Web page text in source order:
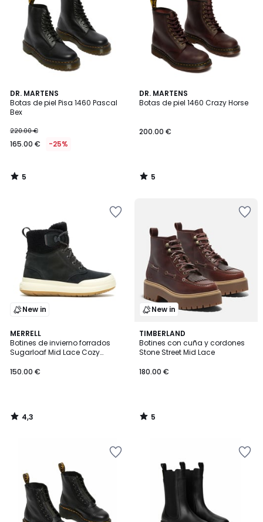
DR. MARTENS
Botas de piel Pisa 1460 Pascal
Bex
220.00 €
165.00 € -25%
5
/
5
5
/
DR. MARTENS
Botas de piel 1460 Crazy Horse
200.00 €
5
/
5
/
New in
MERRELL
Botines de invierno forrados
Sugarloaf Mid Lace Cozy
150.00 €
4,3
/ 5
4,3
/
New in
TIMBERLAND
Botines con cuña y cordones
Stone Street Mid Lace
180.00 €
5
/
5
5
/